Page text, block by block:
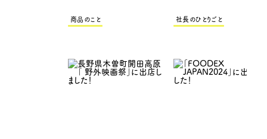
商品のこと 社長のひとりごと